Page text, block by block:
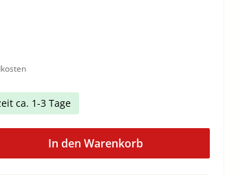
ca. 1-3 Tage
In den Warenkorb